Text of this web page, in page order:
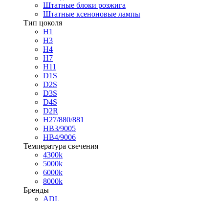
Штатные блоки розжига
Штатные ксеноновые лампы
Тип цоколя
H1
H3
H4
H7
H11
D1S
D2S
D3S
D4S
D2R
H27/880/881
HB3/9005
HB4/9006
Температура свечения
4300k
5000k
6000k
8000k
Бренды
ADL